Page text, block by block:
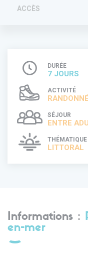
ACCÈS
DURÉE
7 JOURS
ACTIVITÉ
SÉJOUR
ENTRE
THÉMATIQUE
LITTORAL
Informations :
en-mer